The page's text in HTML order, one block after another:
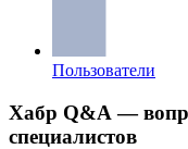
Пользователи
Хабр Q&A —
специалистов